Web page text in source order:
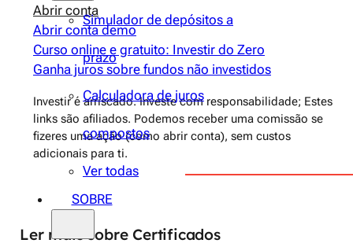
Simulador de depósitos a
prazo
Calculadora de juros
compostos
Ver todas
SOBRE
Abrir conta
Abrir conta demo
Curso online e gratuito: Investir do Zero
Ganha juros sobre fundos não investidos
Investir é arriscado. Investe com responsabilidade; Estes
links são afiliados. Podemos receber uma comissão se
fizeres uma ação (como abrir conta), sem custos
adicionais para ti.
Ler mais sobre Certificados